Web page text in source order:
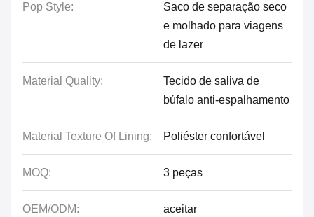
Pop Style:
Saco de separação seco
e molhado para viagens
de lazer
Material Quality:
Tecido de saliva de
búfalo anti-espalhamento
Material Texture Of Lining: Poliéster confortável
MOQ: 3 peças
OEM/ODM: aceitar